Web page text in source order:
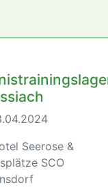
Seerose &
SCO